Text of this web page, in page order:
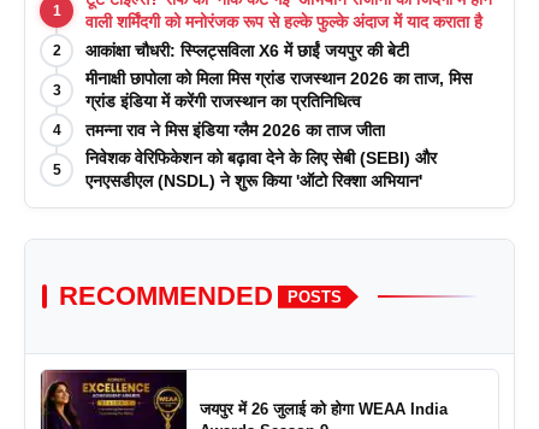
1
वाली शर्मिंदगी को मनोरंजक रूप से हल्के फुल्के अंदाज में याद कराता है
2 आकांक्षा चौधरी: स्प्लिट्सविला X6 में छाईं जयपुर की बेटी
3
मीनाक्षी छापोला को मिला मिस ग्रांड राजस्थान 2026 का ताज, मिस
ग्रांड इंडिया में करेंगी राजस्थान का प्रतिनिधित्व
4 तमन्ना राव ने मिस इंडिया ग्लैम 2026 का ताज जीता
5
निवेशक वेरिफिकेशन को बढ़ावा देने के लिए सेबी (SEBI) और
एनएसडीएल (NSDL) ने शुरू किया 'ऑटो रिक्शा अभियान'
RECOMMENDED POSTS
जयपुर में 26 जुलाई को होगा WEAA India